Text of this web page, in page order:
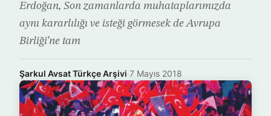
Erdoğan, Son zamanlarda muhataplarımızda
aynı kararlılığı ve isteği görmesek de Avrupa
Birliği’ne tam
Şarkul Avsat Türkçe Arşivi·7 Mayıs 2018